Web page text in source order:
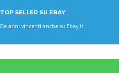
TOP SELLER SU EBAY
Da anni vincenti anche su Ebay.it